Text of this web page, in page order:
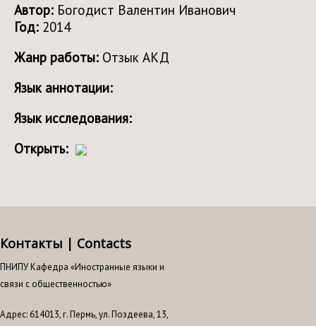
Автор: Богодист Валентин Иванович
Год: 2014
Жанр работы: Отзык АКД
Язык аннотации:
Язык исследования:
Открыть:
Контакты | Contacts
ПНИПУ Кафедра «Иностранные языки и
связи с общественностью»
Адрес: 614013, г. Пермь, ул. Поздеева, 13,